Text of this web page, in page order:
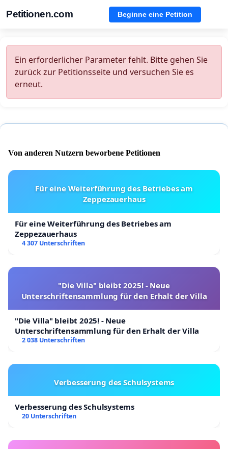
Petitionen.com Beginne eine Petition
Ein erforderlicher Parameter fehlt. Bitte gehen Sie
zurück zur Petitionsseite und versuchen Sie es
erneut.
Von anderen Nutzern beworbene Petitionen
Für eine Weiterführung des Betriebes am
Zeppezauerhaus
Für eine Weiterführung des Betriebes am
Zeppezauerhaus
4 307 Unterschriften
"Die Villa" bleibt 2025! - Neue
Unterschriftensammlung für den Erhalt der Villa
"Die Villa" bleibt 2025! - Neue
Unterschriftensammlung für den Erhalt der Villa
2 038 Unterschriften
Verbesserung des Schulsystems
Verbesserung des Schulsystems
20 Unterschriften